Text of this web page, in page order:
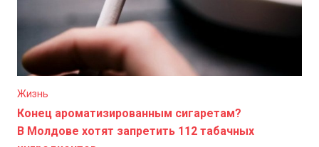
Жизнь
Конец ароматизированным сигаретам?
В Молдове хотят запретить 112 табачных